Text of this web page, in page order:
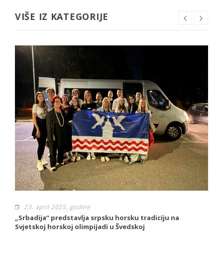
VIŠE IZ KATEGORIJE
23. april 2025. godine
„Srbadija“ predstavlja srpsku horsku tradiciju na
Svjetskoj horskoj olimpijadi u Švedskoj